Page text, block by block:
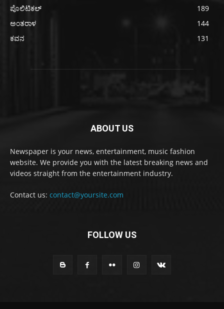
ಪೊಲಿಟಿಕಲ್
189
ಅಂತರಾಳ
144
ಕವನ
131
ABOUT US
Newspaper is your news, entertainment, music fashion
website. We provide you with the latest breaking news and
videos straight from the entertainment industry.
Contact us: contact@yoursite.com
FOLLOW US